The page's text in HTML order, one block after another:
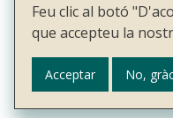
Feu clic al botó
que accepteu la
Acceptar No,